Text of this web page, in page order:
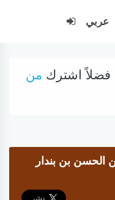
عربي
فضلاً اشترك من
الحسن بن بندار